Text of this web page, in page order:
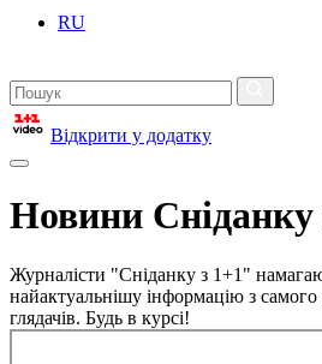
RU
Відкрити у додатку
Новини Сніданку
Журналісти "Сніданку з 1+1"
найактуальнішу інформацію з
глядачів. Будь в курсі!